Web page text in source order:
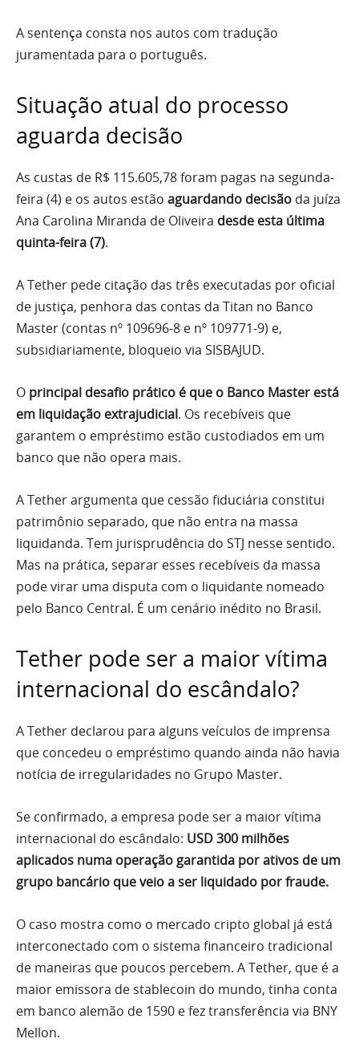
A sentença consta nos autos com tradução
juramentada para o português.
Situação atual do processo
aguarda decisão
As custas de R$ 115.605,78 foram pagas na segunda-
feira (4) e os autos estão aguardando decisão da juíza
Ana Carolina Miranda de Oliveira desde esta última
quinta-feira (7).
A Tether pede citação das três executadas por oficial
de justiça, penhora das contas da Titan no Banco
Master (contas nº 109696-8 e nº 109771-9) e,
subsidiariamente, bloqueio via SISBAJUD.
O principal desafio prático é que o Banco Master está
em liquidação extrajudicial. Os recebíveis que
garantem o empréstimo estão custodiados em um
banco que não opera mais.
A Tether argumenta que cessão fiduciária constitui
patrimônio separado, que não entra na massa
liquidanda. Tem jurisprudência do STJ nesse sentido.
Mas na prática, separar esses recebíveis da massa
pode virar uma disputa com o liquidante nomeado
pelo Banco Central. É um cenário inédito no Brasil.
Tether pode ser a maior vítima
internacional do escândalo?
A Tether declarou para alguns veículos de imprensa
que concedeu o empréstimo quando ainda não havia
notícia de irregularidades no Grupo Master.
Se confirmado, a empresa pode ser a maior vítima
internacional do escândalo: USD 300 milhões
aplicados numa operação garantida por ativos de um
grupo bancário que veio a ser liquidado por fraude.
O caso mostra como o mercado cripto global já está
interconectado com o sistema financeiro tradicional
de maneiras que poucos percebem. A Tether, que é a
maior emissora de stablecoin do mundo, tinha conta
em banco alemão de 1590 e fez transferência via BNY
Mellon.